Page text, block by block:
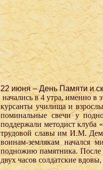
22 июня – День Памяти и
начались в 4 утра, именно
курсанты училища и
поминальные свечи у
поддержали методист
трудовой славы им И.М.
воинам-землякам начался
подножию памятника. После
двух часов солдатские